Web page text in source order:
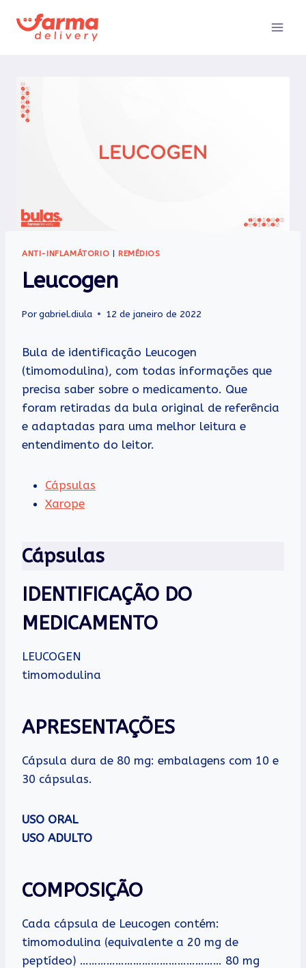
para
ANTI-INFLAMÁTORIO REMÉDIOS
Leucogen
Porgabriel.diula 12 de janeiro de 2022
Bula de identificação Leucogen
(timomodulina), com todas informações que
precisa saber sobre o medicamento. Que
foram retiradas da bula original de referência
e adaptadas para uma melhor leitura e
entendimento do leitor.
Cápsulas
Xarope
Cápsulas
IDENTIFICAÇÃO DO
MEDICAMENTO
LEUCOGEN
timomodulina
APRESENTAÇÕES
Cápsula dura de 80 mg: embalagens com 10 e
30 cápsulas.
USO ORAL
USO ADULTO
COMPOSIÇÃO
Cada cápsula de Leucogen contém:
timomodulina (equivalente a 20 mg de
peptídeo) ………………………………………… 80 mg